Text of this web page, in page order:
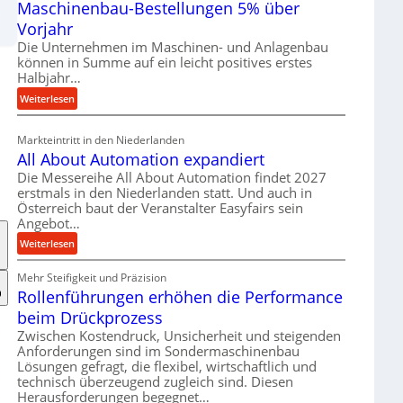
t
l
v
r
s
o
r
g
u
n
g
e
n
t
p
a
n
n
Maschinenbau-Bestellungen 5% über
Vorjahr
Die Unternehmen im Maschinen- und Anlagenbau
können in Summe auf ein leicht positives erstes
Halbjahr…
Weiterlesen:
M
c
h
i
n
e
n
a
u
-
B
e
s
t
Markteintritt in den Niederlanden
All About Automation expandiert
Die Messereihe All About Automation findet 2027
erstmals in den Niederlanden statt. Und auch in
Österreich baut der Veranstalter Easyfairs sein
Angebot…
Weiterlesen:
A
l
l
b
o
u
t
A
Mehr Steifigkeit und Präzision
Rollenführungen erhöhen die Performance
beim Drückprozess
Zwischen Kostendruck, Unsicherheit und steigenden
Anforderungen sind im Sondermaschinenbau
Lösungen gefragt, die flexibel, wirtschaftlich und
technisch überzeugend zugleich sind. Diesen
Herausforderungen begegnet…